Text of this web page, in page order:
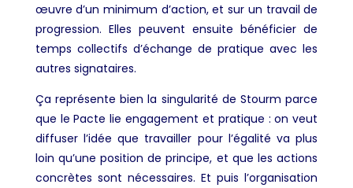
œuvre d’un minimum d’action, et sur un travail de
progression. Elles peuvent ensuite bénéficier de
temps collectifs d’échange de pratique avec les
autres signataires.
Ça représente bien la singularité de Stourm parce
que le Pacte lie engagement et pratique : on veut
diffuser l’idée que travailler pour l’égalité va plus
loin qu’une position de principe, et que les actions
concrètes sont nécessaires. Et puis l’organisation